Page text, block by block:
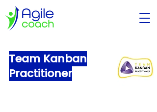
Team Kanban
Practitioner